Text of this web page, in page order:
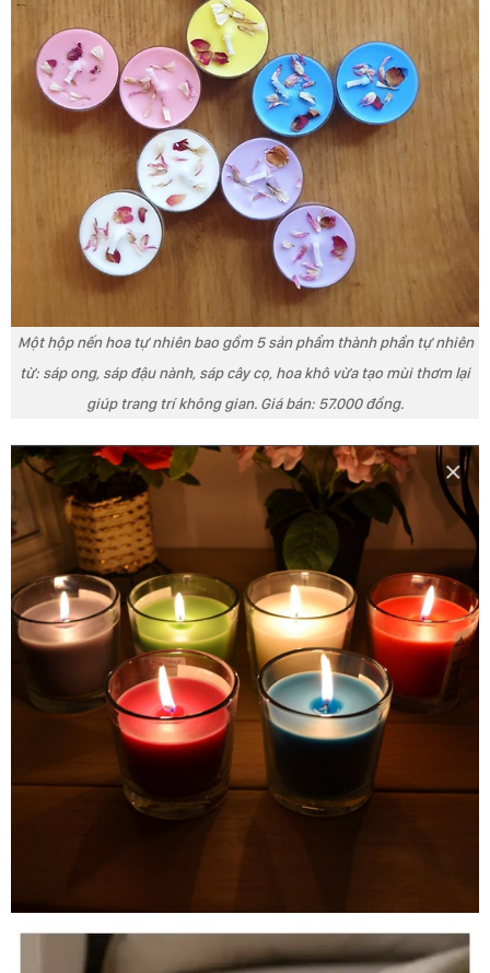
Một hộp nến hoa tự nhiên bao gồm 5 sản phẩm thành phần tự nhiên
từ: sáp ong, sáp đậu nành, sáp cây cọ, hoa khô vừa tạo mùi thơm lại
giúp trang trí không gian. Giá bán: 57.000 đồng.